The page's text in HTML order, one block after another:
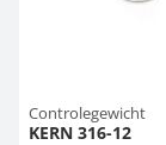
Controlegewicht
KERN 316-12